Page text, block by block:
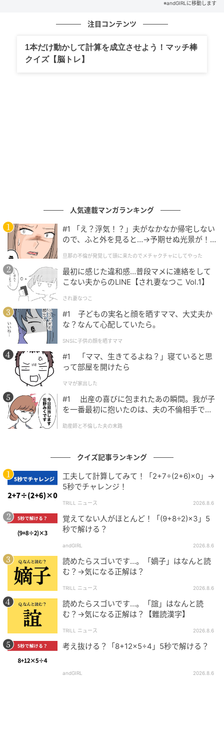
※andGIRLに移動します
注目コンテンツ
1本だけ動かして計算を成立させよう！マッチ棒
クイズ【脳トレ】
人気連載マンガランキング
#1 「え？浮気！？」夫がなかなか帰宅しない
ので、ふと外を見ると…→予期せぬ光景が！
クチャにしてやった
旦那の不倫が発覚して頭に来たのでメチャクチャにしてやった
最初に感じた違和感…普段マメに連絡をして
こない夫からのLINE【され妻なつこ Vol.1】
され妻なつこ
#1 子どもの実名と顔を晒すママ、大丈夫か
な？なんて心配していたら。
SNSに子供の顔を晒すママ
#1 「ママ、生きてるよね？」寝ていると思
って部屋を開けたら
ママが家出した
#1 出産の喜びに包まれたあの瞬間。我が子
を一番最初に抱いたのは、夫の不倫相手でし
助産師と不倫した夫の末路
クイズ記事ランキング
工夫して計算してみて！「2+7÷(2+6)×0」→
5秒でチャレンジ！
TRILL ニュース 2026.8.6
覚えてない人がほとんど！「(9+8÷2)×3」5
秒で解ける？
andGIRL 2026.8.6
読めたらスゴいです…。「嫡子」はなんと読
む？→気になる正解は？
TRILL ニュース 2026.8.6
読めたらスゴいです…。「誼」はなんと読
む？→気になる正解は？【難読漢字】
TRILL ニュース 2026.8.6
考え抜ける？「8+12×5÷4」5秒で解ける？
andGIRL 2026.8.6